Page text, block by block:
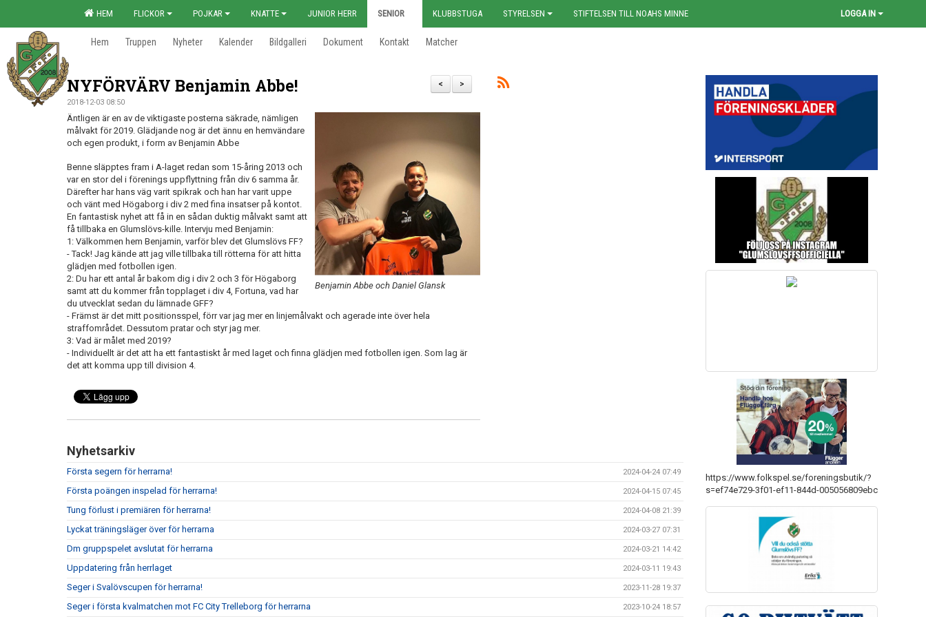
HEM FLICKOR POJKAR KNATTE JUNIOR HERR SENIOR KLUBBSTUGA STYRELSEN STIFTELSEN TILL NOAHS MINNE LOGGA IN
Hem Truppen Nyheter Kalender Bildgalleri Dokument Kontakt Matcher
>
<
NYFÖRVÄRV Benjamin Abbe!
2018-12-03 08:50
Benjamin Abbe och Daniel Glansk
Äntligen är en av de viktigaste posterna säkrade, nämligen
målvakt för 2019. Glädjande nog är det ännu en hemvändare
och egen produkt, i form av Benjamin Abbe
Benne släpptes fram i A-laget redan som 15-åring 2013 och
var en stor del i förenings uppflyttning från div 6 samma år.
Därefter har hans väg varit spikrak och han har varit uppe
och vänt med Högaborg i div 2 med fina insatser på kontot.
En fantastisk nyhet att få in en sådan duktig målvakt samt att
få tillbaka en Glumslövs-kille. Intervju med Benjamin:
1: Välkommen hem Benjamin, varför blev det Glumslövs FF?
- Tack! Jag kände att jag ville tillbaka till rötterna för att hitta
glädjen med fotbollen igen.
2: Du har ett antal år bakom dig i div 2 och 3 för Högaborg
samt att du kommer från topplaget i div 4, Fortuna, vad har
du utvecklat sedan du lämnade GFF?
- Främst är det mitt positionsspel, förr var jag mer en linjemålvakt och agerade inte över hela
straffområdet. Dessutom pratar och styr jag mer.
3: Vad är målet med 2019?
- Individuellt är det att ha ett fantastiskt år med laget och finna glädjen med fotbollen igen. Som lag är
det att komma upp till division 4.
Nyhetsarkiv
Första segern för herrarna! 2024-04-24 07:49
Första poängen inspelad för herrarna! 2024-04-15 07:45
Tung förlust i premiären för herrarna! 2024-04-08 21:39
Lyckat träningsläger över för herrarna 2024-03-27 07:31
Dm gruppspelet avslutat för herrarna 2024-03-21 14:42
Uppdatering från herrlaget 2024-03-11 19:43
Seger i Svalövscupen för herrarna! 2023-11-28 19:37
Seger i första kvalmatchen mot FC City Trelleborg för herrarna 2023-10-24 18:57
https://www.folkspel.se/foreningsbutik/?
s=ef74e729-3f01-ef11-844d-005056809ebc